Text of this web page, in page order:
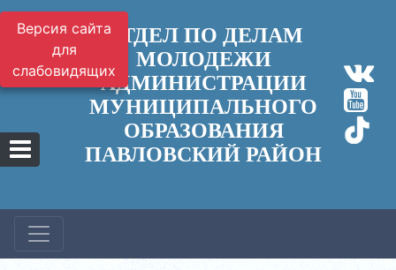
Версия сайта
для
слабовидящих
ОТДЕЛ ПО ДЕЛАМ
МОЛОДЕЖИ
АДМИНИСТРАЦИИ
МУНИЦИПАЛЬНОГО
ОБРАЗОВАНИЯ
ПАВЛОВСКИЙ РАЙОН